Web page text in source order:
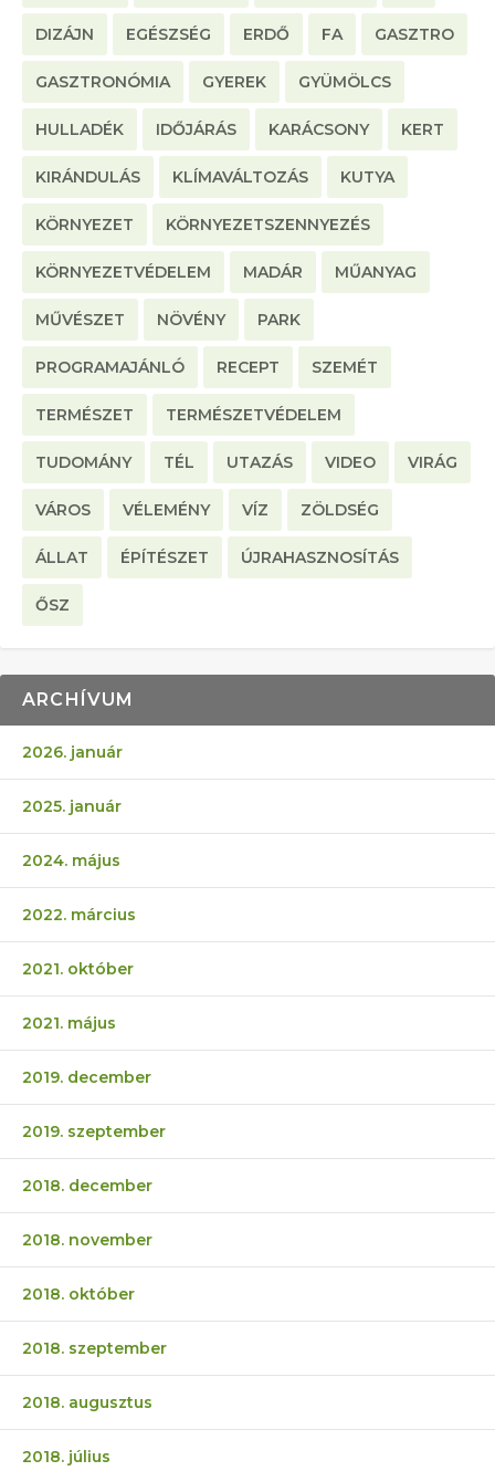
DIZÁJN EGÉSZSÉG ERDŐ FA GASZTRO
GASZTRONÓMIA GYEREK GYÜMÖLCS
HULLADÉK IDŐJÁRÁS KARÁCSONY KERT
KIRÁNDULÁS KLÍMAVÁLTOZÁS KUTYA
KÖRNYEZET KÖRNYEZETSZENNYEZÉS
KÖRNYEZETVÉDELEM MADÁR MŰANYAG
MŰVÉSZET NÖVÉNY PARK
PROGRAMAJÁNLÓ RECEPT SZEMÉT
TERMÉSZET TERMÉSZETVÉDELEM
TUDOMÁNY TÉL UTAZÁS VIDEO VIRÁG
VÁROS VÉLEMÉNY VÍZ ZÖLDSÉG
ÁLLAT ÉPÍTÉSZET ÚJRAHASZNOSÍTÁS
ŐSZ
ARCHÍVUM
2026. január
2025. január
2024. május
2022. március
2021. október
2021. május
2019. december
2019. szeptember
2018. december
2018. november
2018. október
2018. szeptember
2018. augusztus
2018. július